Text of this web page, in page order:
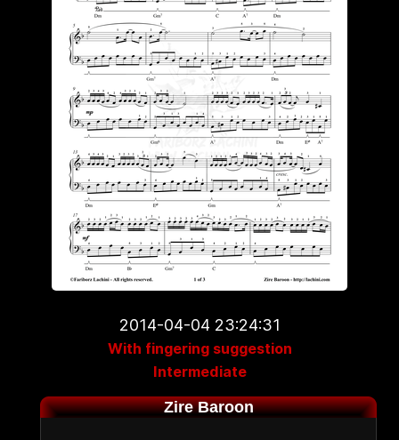
2014-04-04 23:24:31
With fingering suggestion
Intermediate
Zire Baroon